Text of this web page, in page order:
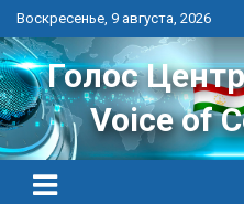
Перейти
к
контенту
Воскресенье, 9 августа, 2026
Голос
Voice of